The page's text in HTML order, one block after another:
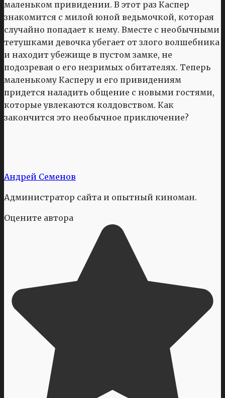
маленьком привидении. В этот раз Каспер
знакомится с милой юной ведьмочкой, которая
случайно попадает к нему. Вместе с необычными
тетушками девочка убегает от злого волшебника
и находит убежище в пустом замке, не
подозревая о его незримых обитателях. Теперь
маленькому Касперу и его привидениям
придется наладить общение с новыми гостями,
которые увлекаются колдовством. Как
закончится это необычное приключение?
Андрей Семенов
Администратор сайта и опытный киноман.
Оцените автора